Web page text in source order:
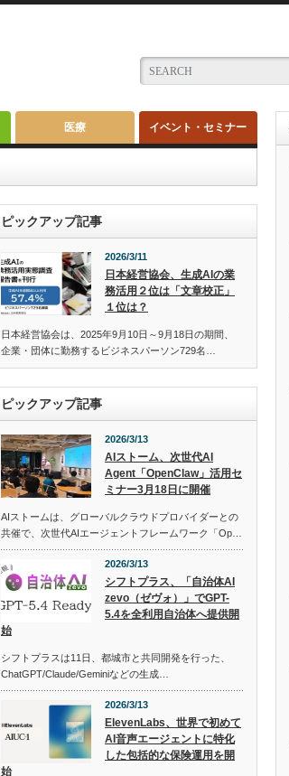
医療 イベント・セミナー
ピックアップ記事
2026/3/11
日本経営協会、生成AIの業
務活用２位は「文章校正」
１位は？
日本経営協会は、2025年9月10日～9月18日の期間、
企業・団体に勤務するビジネスパーソン729名…
ピックアップ記事
2026/3/13
AIストーム、次世代AI
Agent「OpenClaw」活用セ
ミナー3月18日に開催
AIストームは、グローバルクラウドプロバイダーとの
共催で、次世代AIエージェントフレームワーク「Op…
2026/3/13
シフトプラス、「自治体AI
zevo（ゼヴォ）」でGPT-
5.4を全利用自治体へ提供開
始
シフトプラスは11日、都城市と共同開発を行った、
ChatGPT/Claude/Geminiなどの生成…
2026/3/13
ElevenLabs、世界で初めて
AI音声エージェントに特化
した包括的な保険運用を開
始